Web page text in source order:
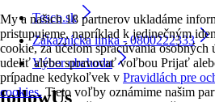
My a našich 18 partnerov ukladáme
pristupujeme, napríklad k jedinečným
cookie, za účelom spracúvania osobných
udeliť alebo spravovať voľbou Prijať
prípadne kedykoľvek v Pravidlách pre
cookies. Tieto voľby oznámime našim
Tesco.sk
Zákaznícka linka - 0800222333
Výber obchodu
followUs